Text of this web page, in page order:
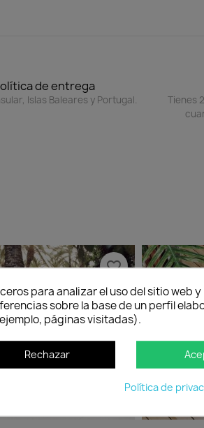
de entrega
Islas Baleares y Portugal.
Tienes
Quedan:
favorite_border
para analizar el uso del sitio web
sobre la base de un perfil
páginas visitadas).
Rechazar
Política de